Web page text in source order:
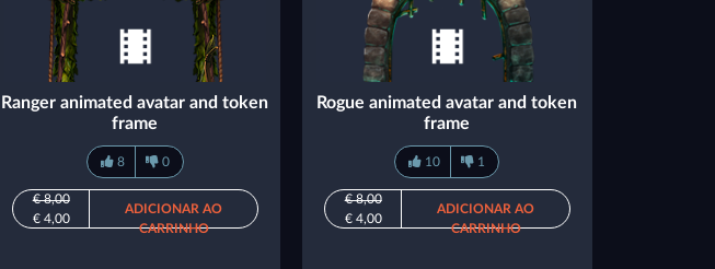
Ranger animated avatar and token
frame
8 0
€ 8,00
€ 4,00
ADICIONAR AO
CARRINHO
Rogue animated avatar and token
frame
10 1
€ 8,00
€ 4,00
ADICIONAR AO
CARRINHO